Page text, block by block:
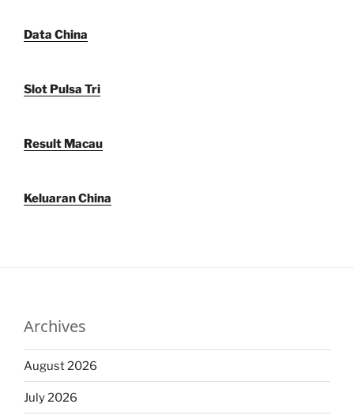
Data China
Slot Pulsa Tri
Result Macau
Keluaran China
Archives
August 2026
July 2026